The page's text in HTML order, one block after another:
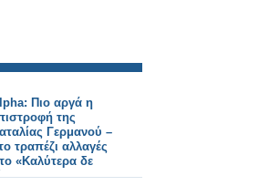
Πιο αργά η
της
Γερμανού –
τραπέζι αλλαγές
«Καλύτερα δε